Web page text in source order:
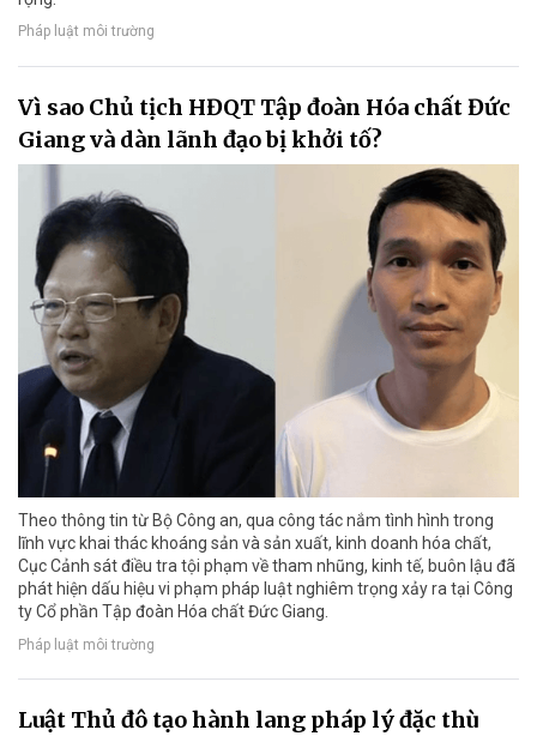
Pháp luật môi trường
Vì sao Chủ tịch HĐQT Tập đoàn Hóa chất Đức
Giang và dàn lãnh đạo bị khởi tố?
Theo thông tin từ Bộ Công an, qua công tác nắm tình hình trong
lĩnh vực khai thác khoáng sản và sản xuất, kinh doanh hóa chất,
Cục Cảnh sát điều tra tội phạm về tham nhũng, kinh tế, buôn lậu đã
phát hiện dấu hiệu vi phạm pháp luật nghiêm trọng xảy ra tại Công
ty Cổ phần Tập đoàn Hóa chất Đức Giang.
Pháp luật môi trường
Luật Thủ đô tạo hành lang pháp lý đặc thù